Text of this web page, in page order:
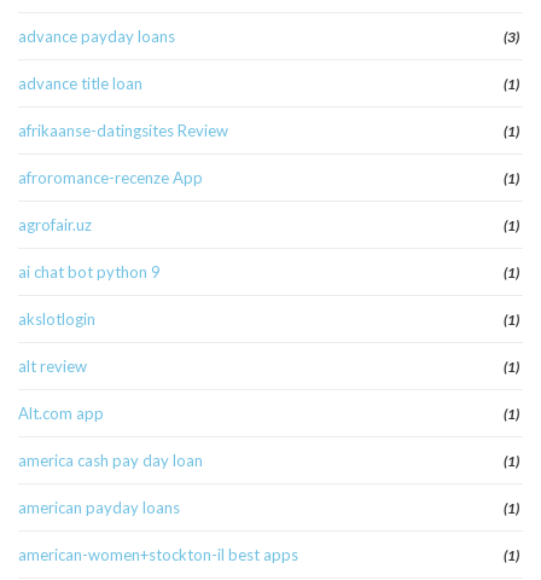
advance payday loans (3)
advance title loan (1)
afrikaanse-datingsites Review (1)
afroromance-recenze App (1)
agrofair.uz (1)
ai chat bot python 9 (1)
akslotlogin (1)
alt review (1)
Alt.com app (1)
america cash pay day loan (1)
american payday loans (1)
american-women+stockton-il best apps (1)